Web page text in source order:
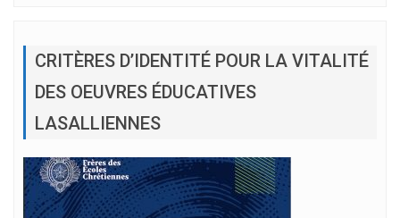
CRITÈRES D’IDENTITÉ POUR LA VITALITÉ
DES OEUVRES ÉDUCATIVES
LASALLIENNES